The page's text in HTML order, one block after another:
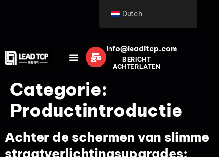
info@leaditop.com
BERICHT
ACHTERLATEN
Categorie:
Productintroductie
Achter de schermen van slimme
straatverlichtingsupgrades:
Dutch